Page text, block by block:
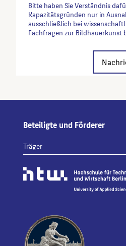
Bitte haben Sie Verständnis
Kapazitätsgründen nur in
ausschließlich bei
Fachfragen zur
Beteiligte und Förderer
Träger